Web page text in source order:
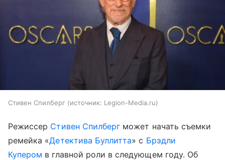
Стивен Спилберг источник: Legion-Media.ru
Режиссер Стивен Спилберг может начать съемки
ремейка «Детектива Буллитта» с Брэдли
Купером в главной роли в следующем году. Об